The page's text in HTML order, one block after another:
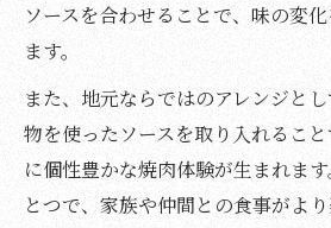
ソースを合わせることで、味の変
ます。
また、地元ならではのアレンジと
物を使ったソースを取り入れるこ
に個性豊かな焼肉体験が生まれま
とつで、家族や仲間との食事がよ